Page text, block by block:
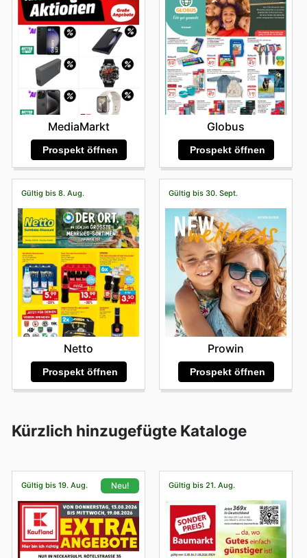
MediaMarkt
Prospekt öffnen
Globus
Prospekt öffnen
Gültig bis 8. Aug.
Netto
Prospekt öffnen
Gültig bis 30. Sept.
Prowin
Prospekt öffnen
Kürzlich hinzugefügte Kataloge
Gültig bis 19. Aug. Neu! Gültig bis 21. Aug.